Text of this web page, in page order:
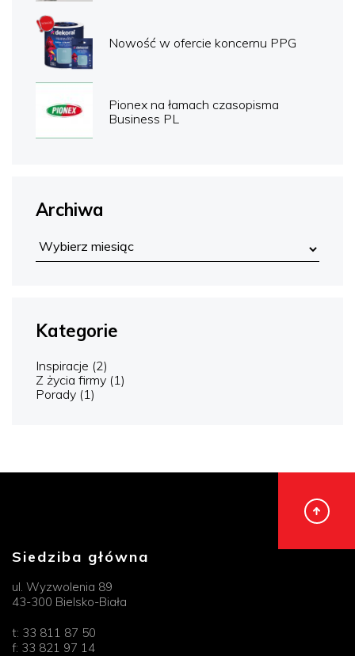
Nowość w ofercie koncernu PPG
Pionex na łamach czasopisma
Business PL
Archiwa
Kategorie
Inspiracje (2)
Z życia firmy (1)
Porady (1)
Siedziba główna
ul. Wyzwolenia 89
43-300 Bielsko-Biała
t: 33 811 87 50
f: 33 821 97 14